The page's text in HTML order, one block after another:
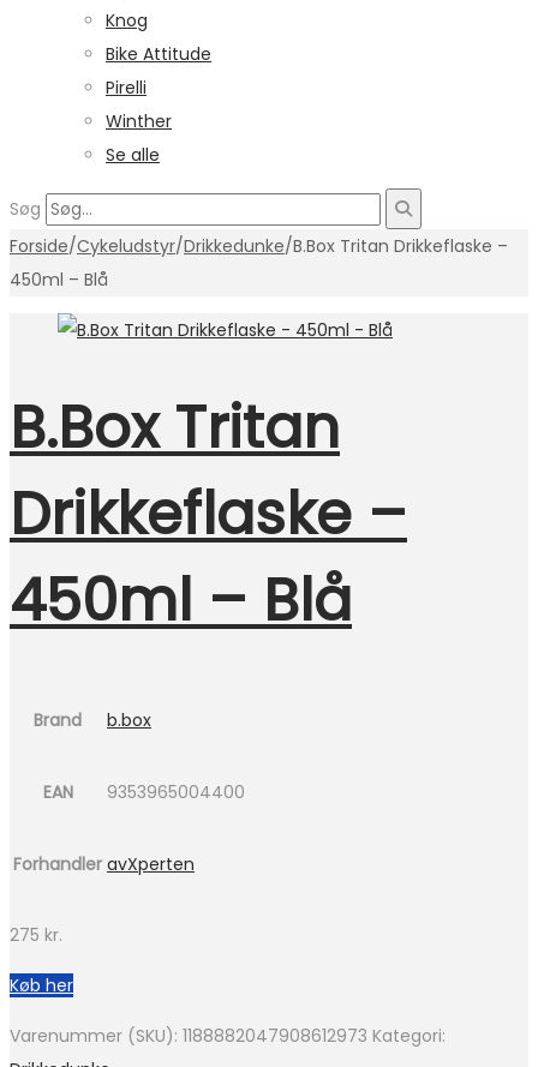
Knog
Bike Attitude
Pirelli
Winther
Se alle
Søg
Forside/Cykeludstyr/Drikkedunke/B.Box Tritan Drikkeflaske –
450ml – Blå
B.Box Tritan
Drikkeflaske –
450ml – Blå
Brand b.box
EAN 9353965004400
Forhandler avXperten
275 kr.
Køb her
Varenummer (SKU): 1188882047908612973 Kategori: